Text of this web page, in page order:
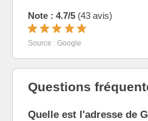
Note : 4.7/5 (43 avis)
Source : Google
Questions
Quelle est l'adresse de